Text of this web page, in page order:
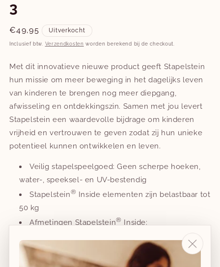
3
Normale
prijs
€49,95 Uitverkocht
Inclusief btw. Verzendkosten worden berekend bij de checkout.
Met dit innovatieve nieuwe product geeft Stapelstein
hun missie om meer beweging in het dagelijks leven
van kinderen te brengen nog meer diepgang,
afwisseling en ontdekkingszin. Samen met jou levert
Stapelstein een waardevolle bijdrage om kinderen
vrijheid en vertrouwen te geven zodat zij hun unieke
potentieel kunnen ontwikkelen en leven.
Veilig stapelspeelgoed: Geen scherpe hoeken,
water-, speeksel- en UV-bestendig
Stapelstein®
Inside elementen zijn belastbaar tot
50 kg
Afmetingen Stapelstein®
Inside:
hoogte = 42,2 mm
Inside M: gewicht = 38,4 g, diameter = 155,6 mm,